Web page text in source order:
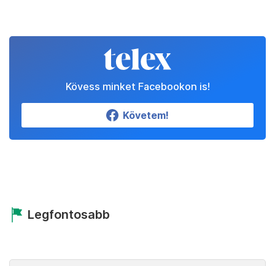
Kövess minket Facebookon is!
Követem!
Legfontosabb